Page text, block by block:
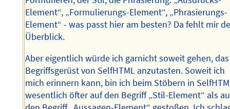
Element“, „Formulierungs-Element“, „Phrasierungs-
Element“ - was passt hier am besten? Da fehlt mir
Überblick.
Aber eigentlich würde ich garnicht soweit gehen, das
Begriffsgerüst von SelfHTML anzutasten. Soweit ich
mich erinnern kann, bin ich beim Stöbern in
wesentlich öfter auf den Begriff „Stil-Element“ als